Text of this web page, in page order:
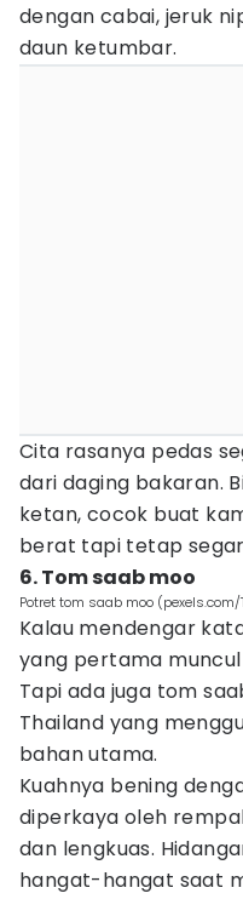
dengan cabai, jeruk
daun ketumbar.
Cita rasanya pedas
dari daging bakaran.
ketan, cocok buat
berat tapi tetap
6. Tom saab moo
Potret tom saab moo (pexels.com/
Kalau mendengar
yang pertama
Tapi ada juga tom
Thailand yang
bahan utama.
Kuahnya bening
diperkaya oleh
dan lengkuas.
hangat-hangat saat